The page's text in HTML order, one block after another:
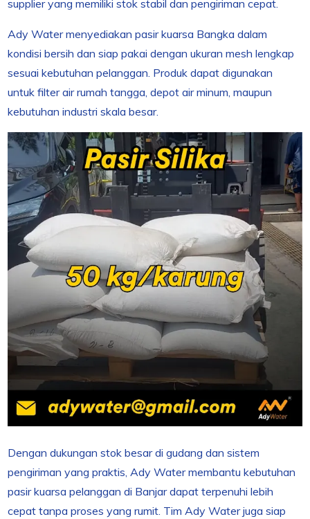
supplier yang memiliki stok stabil dan pengiriman cepat.
Ady Water menyediakan pasir kuarsa Bangka dalam
kondisi bersih dan siap pakai dengan ukuran mesh lengkap
sesuai kebutuhan pelanggan. Produk dapat digunakan
untuk filter air rumah tangga, depot air minum, maupun
kebutuhan industri skala besar.
Dengan dukungan stok besar di gudang dan sistem
pengiriman yang praktis, Ady Water membantu kebutuhan
pasir kuarsa pelanggan di Banjar dapat terpenuhi lebih
cepat tanpa proses yang rumit. Tim Ady Water juga siap